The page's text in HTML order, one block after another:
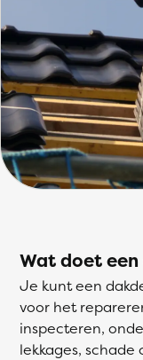
Wat doet
Je kunt een
voor het
inspecteren,
lekkages,